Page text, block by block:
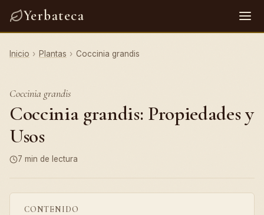
Yerbateca
Inicio › Plantas › Coccinia grandis
Coccinia grandis
Coccinia grandis: Propiedades y
Usos
7 min de lectura
CONTENIDO